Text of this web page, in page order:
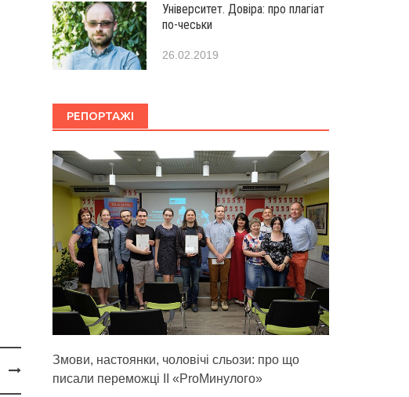
Університет. Довіра: про плагіат
по-чеськи
26.02.2019
РЕПОРТАЖІ
Змови, настоянки, чоловічі сльози: про що
писали переможці ІІ «ProМинулого»